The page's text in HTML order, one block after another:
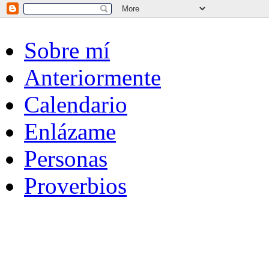
Sobre mí
Anteriormente
Calendario
Enlázame
Personas
Proverbios